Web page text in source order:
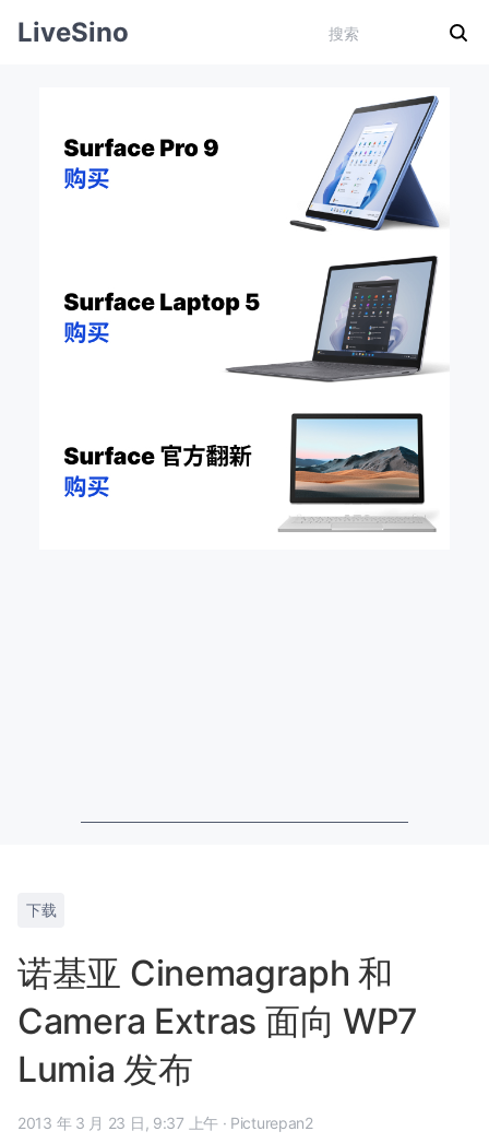
LiveSino
下载
诺基亚 Cinemagraph 和
Camera Extras 面向 WP7
Lumia 发布
2013 年 3 月 23 日, 9:37 上午 · Picturepan2